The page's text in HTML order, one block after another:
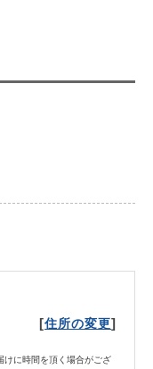
[住所の変更]
けに時間を頂く場合がござ